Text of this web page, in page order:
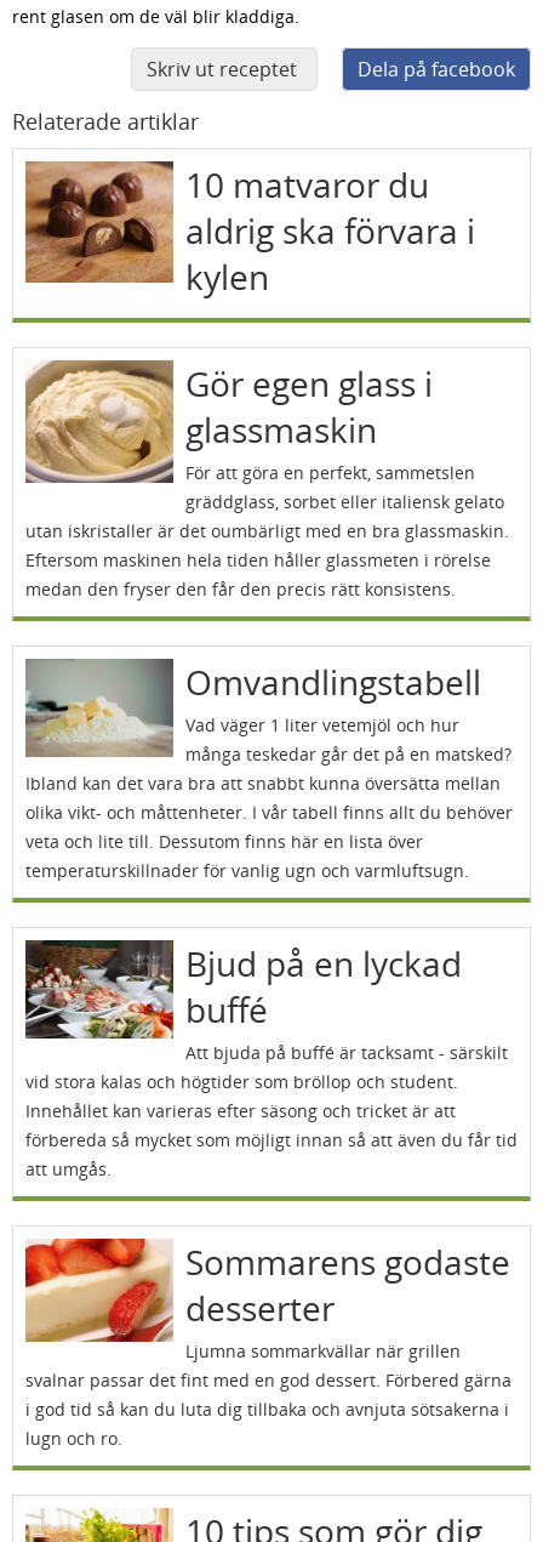
rent glasen om de väl blir kladdiga.
Skriv ut receptet Dela på facebook
Relaterade artiklar
10 matvaror du
aldrig ska förvara i
kylen
Gör egen glass i
glassmaskin
För att göra en perfekt, sammetslen
gräddglass, sorbet eller italiensk gelato
utan iskristaller är det oumbärligt med en bra glassmaskin.
Eftersom maskinen hela tiden håller glassmeten i rörelse
medan den fryser den får den precis rätt konsistens.
Omvandlingstabell
Vad väger 1 liter vetemjöl och hur
många teskedar går det på en matsked?
Ibland kan det vara bra att snabbt kunna översätta mellan
olika vikt- och måttenheter. I vår tabell finns allt du behöver
veta och lite till. Dessutom finns här en lista över
temperaturskillnader för vanlig ugn och varmluftsugn.
Bjud på en lyckad
buffé
Att bjuda på buffé är tacksamt - särskilt
vid stora kalas och högtider som bröllop och student.
Innehållet kan varieras efter säsong och tricket är att
förbereda så mycket som möjligt innan så att även du får tid
att umgås.
Sommarens godaste
desserter
Ljumna sommarkvällar när grillen
svalnar passar det fint med en god dessert. Förbered gärna
i god tid så kan du luta dig tillbaka och avnjuta sötsakerna i
lugn och ro.
10 tips som gör dig